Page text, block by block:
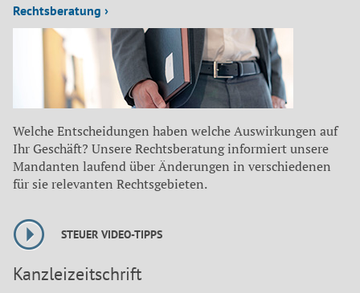
Rechtsberatung ›
Welche Entscheidungen haben welche Auswirkungen auf
Ihr Geschäft? Unsere Rechtsberatung informiert unsere
Mandanten laufend über Änderungen in verschiedenen
für sie relevanten Rechtsgebieten.
STEUER VIDEO-TIPPS
Kanzleizeitschrift